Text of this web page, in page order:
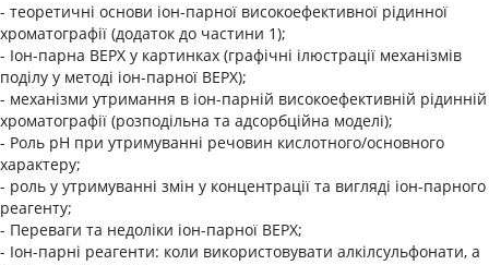
- теоретичні основи іон-парної високоефективної рідинної
хроматографії (додаток до частини 1);
- Іон-парна ВЕРХ у картинках (графічні ілюстрації механізмів
поділу у методі іон-парної ВЕРХ);
- механізми утримання в іон-парній високоефективній рідинній
хроматографії (розподільна та адсорбційна моделі);
- Роль рН при утримуванні речовин кислотного/основного
характеру;
- роль у утримуванні змін у концентрації та вигляді іон-парного
реагенту;
- Переваги та недоліки іон-парної ВЕРХ;
- Іон-парні реагенти: коли використовувати алкілсульфонати, а